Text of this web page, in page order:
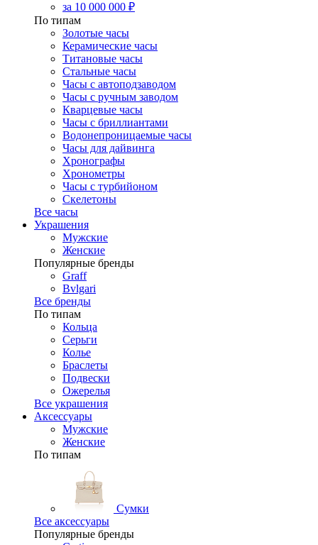
за 10 000 000 ₽
По типам
Золотые часы
Керамические часы
Титановые часы
Стальные часы
Часы с автоподзаводом
Часы с ручным заводом
Кварцевые часы
Часы с бриллиантами
Водонепроницаемые часы
Часы для дайвинга
Хронографы
Хронометры
Часы с турбийоном
Скелетоны
Все часы
Украшения
Мужские
Женские
Популярные бренды
Graff
Bvlgari
Все бренды
По типам
Кольца
Серьги
Колье
Браслеты
Подвески
Ожерелья
Все украшения
Аксессуары
Мужские
Женские
По типам
Сумки
Все аксессуары
Популярные бренды